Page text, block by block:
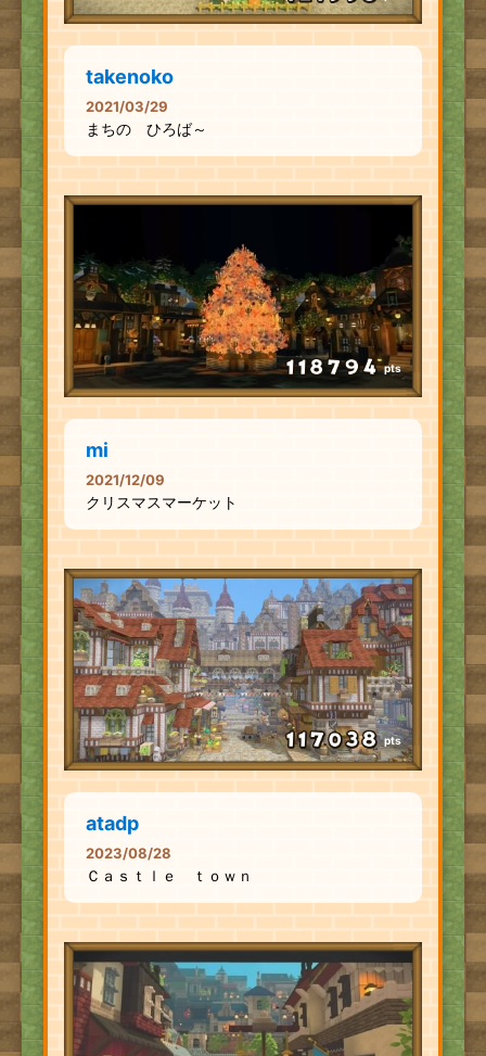
takenoko
2021/03/29
まちの ひろば～
pts
mi
2021/12/09
クリスマスマーケット
pts
atadp
2023/08/28
Ｃａｓｔｌｅ ｔｏｗｎ